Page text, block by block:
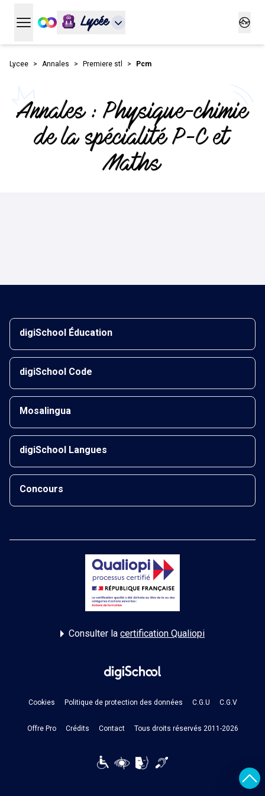
Ouvrir le menu principal
Lycée
Lycee Annales Premiere stl Pcm
Annales : Physique-chimie
de la spécialité P-C et
Maths
digiSchool Éducation
digiSchool Code
Mosalingua
digiSchool Langues
Concours
Consulter la certification Qualiopi
Cookies Politique de protection des données C.G.U C.G.V
Offre Pro Crédits Contact Tous droits réservés 2011-2026